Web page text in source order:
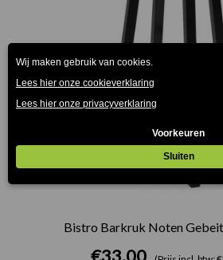
Bistro Barkruk Noten
€33.00